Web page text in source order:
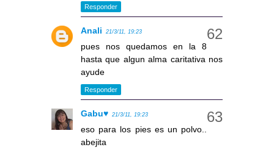
Responder
Anali 21/3/11, 19:23
pues nos quedamos en la 8
hasta que algun alma caritativa nos
ayude
Responder
Gabu♥ 21/3/11, 19:23
eso para los pies es un polvo..
abejita